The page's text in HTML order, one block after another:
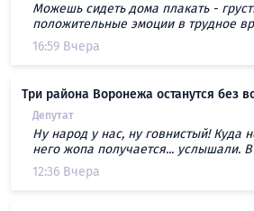
Можешь сидеть дома плакать -
положительные эмоции в трудное
16:59 Вчера
Три района Воронежа останутся без
Депутат
Ну народ у нас, ну говнистый! Куда
него жопа получается... услышали.
12:36 Вчера